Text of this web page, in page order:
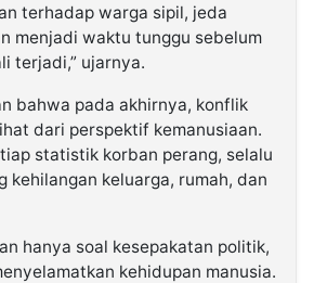
terhadap warga sipil, jeda
menjadi waktu tunggu sebelum
terjadi,” ujarnya.
bahwa pada akhirnya, konflik
dari perspektif kemanusiaan.
statistik korban perang, selalu
kehilangan keluarga, rumah, dan
hanya soal kesepakatan politik,
kehidupan manusia.